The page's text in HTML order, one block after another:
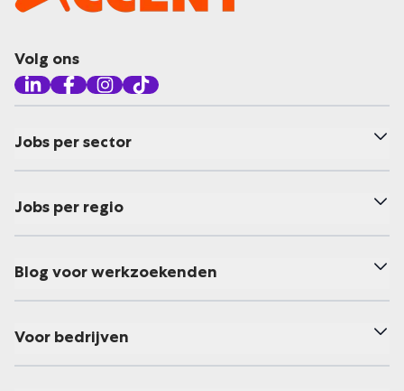
Volg ons
Jobs per sector
Jobs per regio
Blog voor werkzoekenden
Voor bedrijven